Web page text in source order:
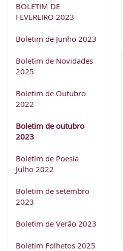
BOLETIM DE
FEVEREIRO 2023
Boletim de Junho 2023
Boletim de Novidades
2025
Boletim de Outubro
2022
Boletim de outubro
2023
Boletim de Poesia
Julho 2022
Boletim de setembro
2023
Boletim de Verão 2023
Boletim Folhetos 2025